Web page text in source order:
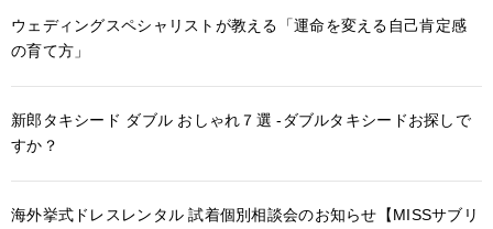
ウェディングスペシャリストが教える「運命を変える自己肯定感
の育て方」
新郎タキシード ダブル おしゃれ７選 -ダブルタキシードお探しで
すか？
海外挙式ドレスレンタル 試着個別相談会のお知らせ【MISSサブリ